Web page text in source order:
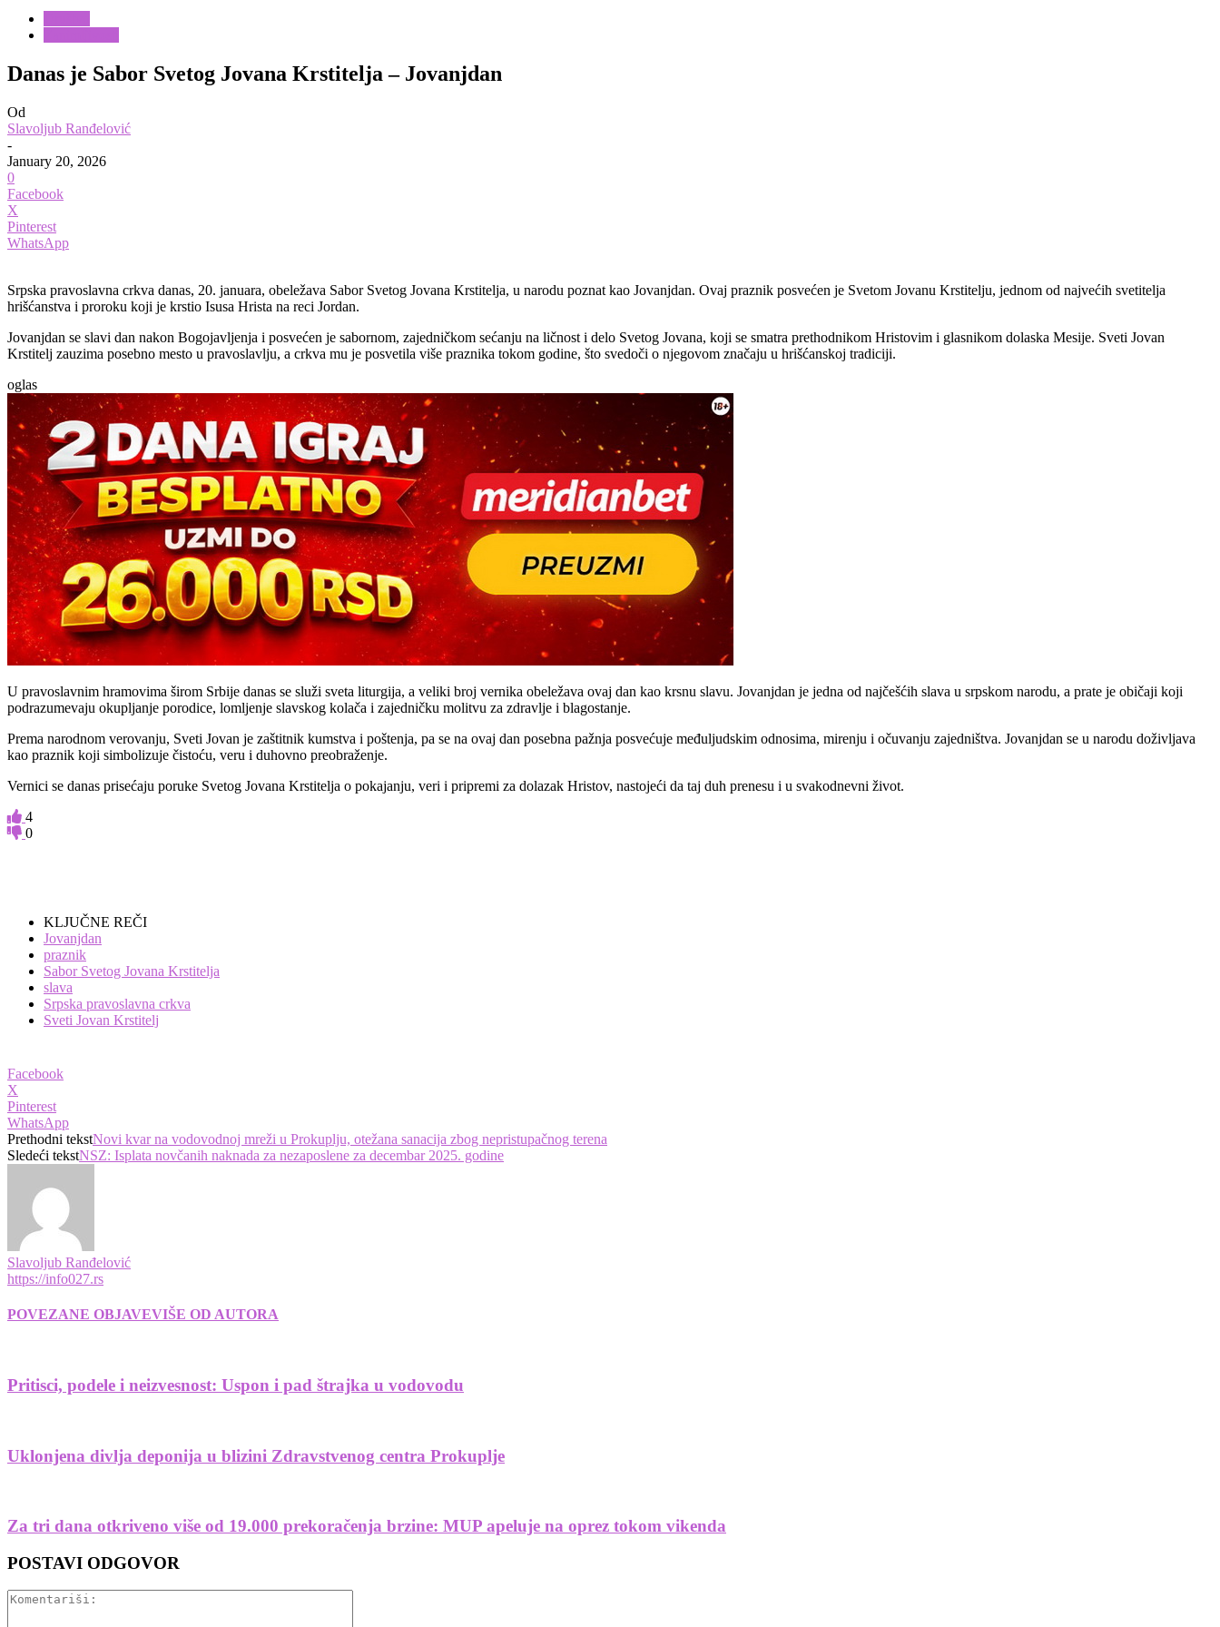
Danas je Sabor Svetog Jovana Krstitelja – Jovanjdan
Od
Slavoljub Ranđelović
-
January 20, 2026
0
Facebook
X
Pinterest
WhatsApp
Srpska pravoslavna crkva danas, 20. januara, obeležava Sabor Svetog Jovana Krstitelja, u narodu poznat kao Jovanjdan. Ovaj praznik posvećen je Svetom Jovanu Krstitelju, jednom od najvećih svetitelja
hrišćanstva i proroku koji je krstio Isusa Hrista na reci Jordan.
Jovanjdan se slavi dan nakon Bogojavljenja i posvećen je sabornom, zajedničkom sećanju na ličnost i delo Svetog Jovana, koji se smatra prethodnikom Hristovim i glasnikom dolaska Mesije. Sveti Jovan
Krstitelj zauzima posebno mesto u pravoslavlju, a crkva mu je posvetila više praznika tokom godine, što svedoči o njegovom značaju u hrišćanskoj tradiciji.
oglas
U pravoslavnim hramovima širom Srbije danas se služi sveta liturgija, a veliki broj vernika obeležava ovaj dan kao krsnu slavu. Jovanjdan je jedna od najčešćih slava u srpskom narodu, a prate je običaji koji
podrazumevaju okupljanje porodice, lomljenje slavskog kolača i zajedničku molitvu za zdravlje i blagostanje.
Prema narodnom verovanju, Sveti Jovan je zaštitnik kumstva i poštenja, pa se na ovaj dan posebna pažnja posvećuje međuljudskim odnosima, mirenju i očuvanju zajedništva. Jovanjdan se u narodu doživljava
kao praznik koji simbolizuje čistoću, veru i duhovno preobraženje.
Vernici se danas prisećaju poruke Svetog Jovana Krstitelja o pokajanju, veri i pripremi za dolazak Hristov, nastojeći da taj duh prenesu i u svakodnevni život.
4
0
KLJUČNE REČI
Jovanjdan
praznik
Sabor Svetog Jovana Krstitelja
slava
Srpska pravoslavna crkva
Sveti Jovan Krstitelj
Facebook
X
Pinterest
WhatsApp
Prethodni tekstNovi kvar na vodovodnoj mreži u Prokuplju, otežana sanacija zbog nepristupačnog terena
Sledeći tekstNSZ: Isplata novčanih naknada za nezaposlene za decembar 2025. godine
Slavoljub Ranđelović
https://info027.rs
POVEZANE OBJAVEVIŠE OD AUTORA
Pritisci, podele i neizvesnost: Uspon i pad štrajka u vodovodu
Uklonjena divlja deponija u blizini Zdravstvenog centra Prokuplje
Za tri dana otkriveno više od 19.000 prekoračenja brzine: MUP apeluje na oprez tokom vikenda
POSTAVI ODGOVOR